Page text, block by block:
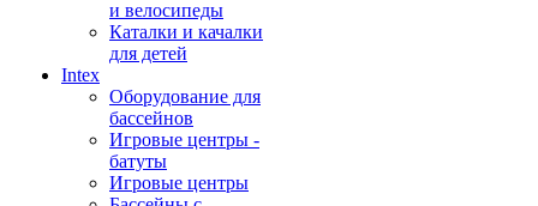
и велосипеды
Каталки и качалки
для детей
Intex
Оборудование для
бассейнов
Игровые центры -
батуты
Игровые центры